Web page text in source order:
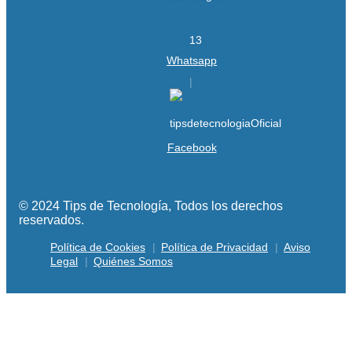
Whatsapp
Facebook
© 2024 Tips de Tecnología, Todos los derechos
reservados.
Política de Cookies Política de Privacidad
Aviso
Legal
Quiénes Somos